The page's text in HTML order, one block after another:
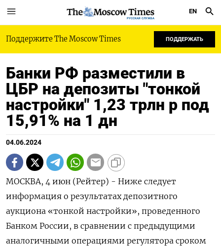
РУССКАЯ СЛУЖБА
EN
Поддержите The Moscow Times ПОДДЕРЖАТЬ
Банки РФ разместили в
ЦБР на депозиты "тонкой
настройки" 1,23 трлн р под
15,91% на 1 дн
04.06.2024
МОСКВА, 4 июн (Рейтер) - Ниже следует
информация о результатах депозитного
аукциона «тонкой настройки», проведенного
Банком России, в сравнении с предыдущими
аналогичными операциями регулятора сроком